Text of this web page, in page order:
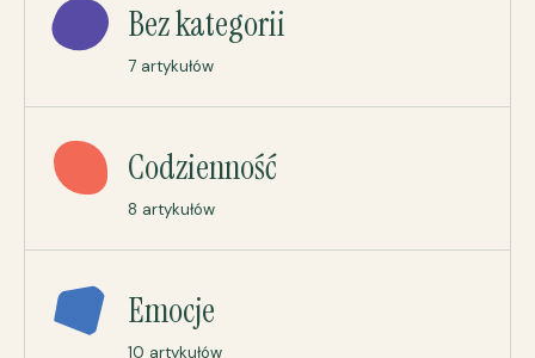
Bez kategorii
7 artykułów
Codzienność
8 artykułów
Emocje
10 artykułów